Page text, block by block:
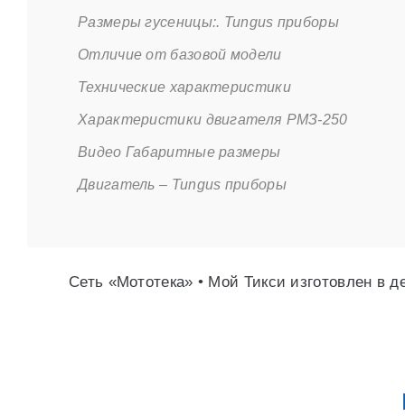
Размеры гусеницы:. Tungus приборы
Отличие от базовой модели
Технические характеристики
Характеристики двигателя РМЗ-250
Видео Габаритные размеры
Двигатель – Tungus приборы
Сеть «Мототека» • Мой Тикси изготовлен в